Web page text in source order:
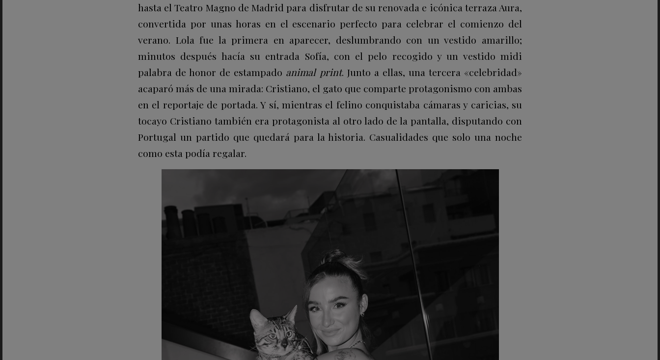
hasta el Teatro Magno de Madrid para disfrutar de su renovada e icónica terraza Aura,
convertida por unas horas en el escenario perfecto para celebrar el comienzo del
verano. Lola fue la primera en aparecer, deslumbrando con un vestido amarillo;
minutos después hacía su entrada Sofía, con el pelo recogido y un vestido midi
palabra de honor de estampado animal print. Junto a ellas, una tercera «celebridad»
acaparó más de una mirada: Cristiano, el gato que comparte protagonismo con ambas
en el reportaje de portada. Y sí, mientras el felino conquistaba cámaras y caricias, su
tocayo Cristiano también era protagonista al otro lado de la pantalla, disputando con
Portugal un partido que quedará para la historia. Casualidades que solo una noche
como esta podía regalar.